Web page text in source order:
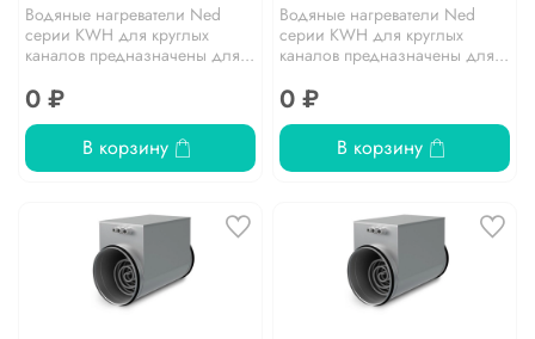
Водяные нагреватели Ned
серии KWH для круглых
каналов предназначены для...
0 ₽
В корзину
Водяные нагреватели Ned
серии KWH для круглых
каналов предназначены для...
0 ₽
В корзину